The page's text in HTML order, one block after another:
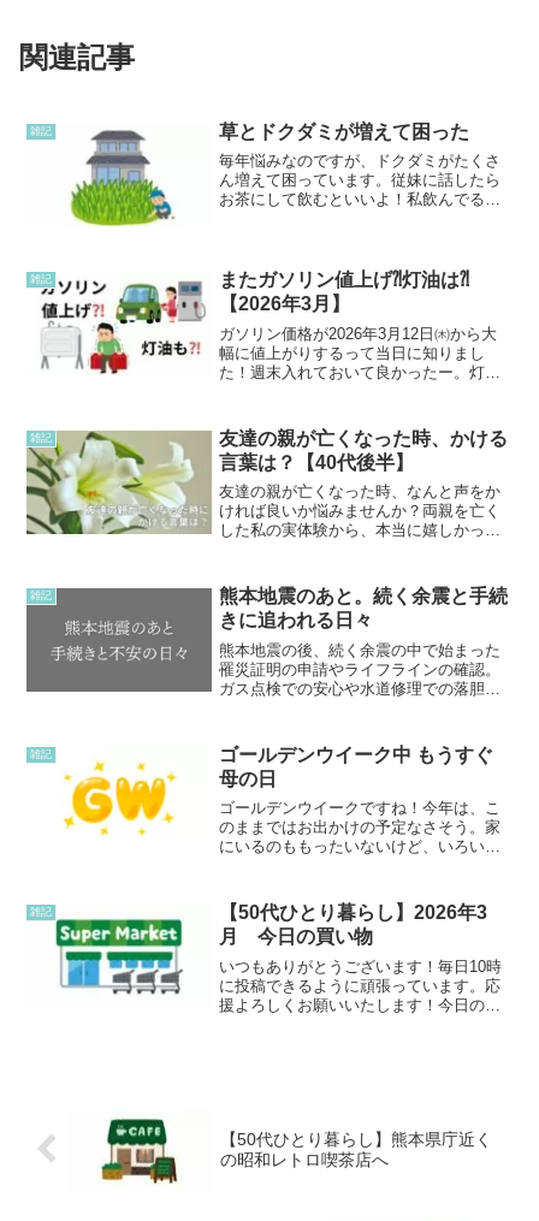
関連記事
雑記 草とドクダミが増えて困った
毎年悩みなのですが、ドクダミがたくさ
ん増えて困っています。従妹に話したら
お茶にして飲むといいよ！私飲んでる
けど、草も勢いよく伸びてき...
雑記
またガソリン値上げ⁈灯油は⁈
【2026年3月】
ガソリン価格が2026年3月12日㈭から大
幅に値上がりするって当日に知りまし
た！週末入れておいて良かったー。灯油
バイクなので、そんなに使わないのであ
まり入れませんが、灯...
雑記
友達の親が亡くなった時、かける
言葉は？【40代後半】
友達の親が亡くなった時、なんと声をか
ければ良いか悩みませんか？両親を亡く
した私の実体験から、本当に嬉しかった
香典、お線香ギフトの相場も解説しま
す。
雑記
熊本地震のあと。続く余震と手続
きに追われる日々
熊本地震の後、続く余震の中で始まった
罹災証明の申請やライフラインの確認。
ガス点検での安心や水道修理での落胆、
動かなければならない一人暮らしのリア
ルな日常を綴ります。
雑記
ゴールデンウイーク中 もうすぐ
母の日
ゴールデンウイークですね！今年は、こ
のままではお出かけの予定なさそう。家
にいるのももったいないけど、いろいろ
だまだ色々やらないといけないことを、
後回しにしている。最終日...
雑記
【50代ひとり暮らし】2026年3
月 今日の買い物
いつもありがとうございます！毎日10時
に投稿できるように頑張っています。応
援よろしくお願いいたします！今日の買
【50代ひとり暮らし】熊本県庁近く
の昭和レトロ喫茶店へ